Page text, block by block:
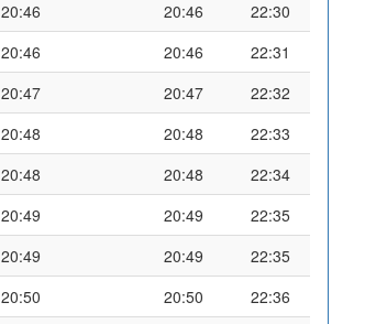
20:46 20:46
22:30
20:46 20:46
22:31
20:47 20:47
22:32
20:48 20:48
22:33
20:48 20:48
22:34
20:49 20:49
22:35
20:49 20:49
22:35
20:50 20:50
22:36